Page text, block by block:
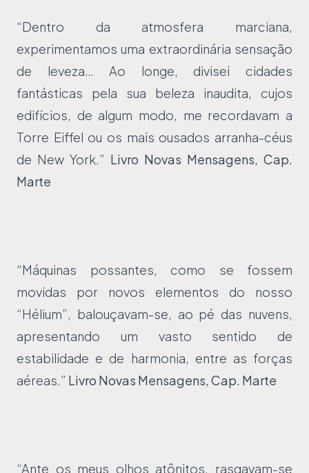
“Dentro da atmosfera marciana,
experimentamos uma extraordinária sensação
de leveza… Ao longe, divisei cidades
fantásticas pela sua beleza inaudita, cujos
edifícios, de algum modo, me recordavam a
Torre Eiffel ou os mais ousados arranha-céus
de New York.” Livro Novas Mensagens, Cap.
Marte
“Máquinas possantes, como se fossem
movidas por novos elementos do nosso
“Hélium”, balouçavam-se, ao pé das nuvens,
apresentando um vasto sentido de
estabilidade e de harmonia, entre as forças
aéreas.” Livro Novas Mensagens, Cap. Marte
“Ante os meus olhos atônitos, rasgavam-se